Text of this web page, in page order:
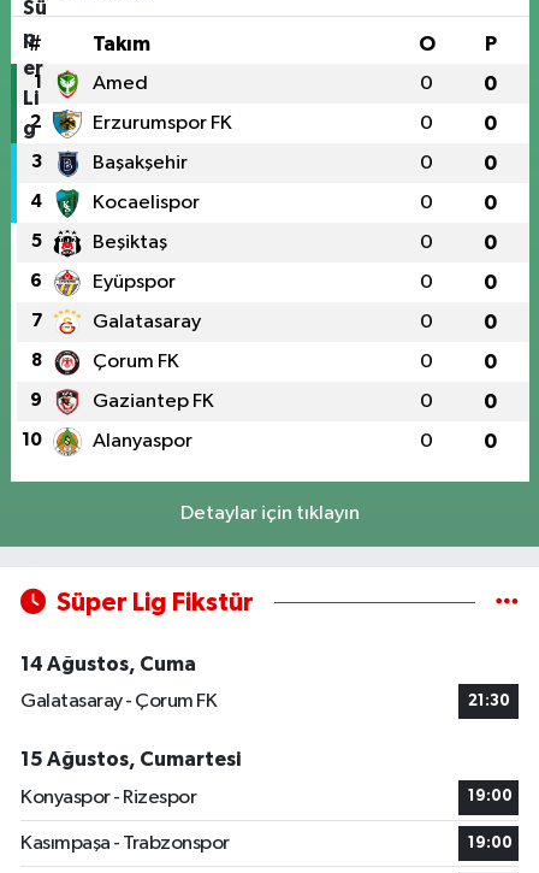
# Takım O P
1 Amed 0 0
2 Erzurumspor FK 0 0
3 Başakşehir 0 0
4 Kocaelispor 0 0
5 Beşiktaş 0 0
6 Eyüpspor 0 0
7 Galatasaray 0 0
8 Çorum FK 0 0
9 Gaziantep FK 0 0
10 Alanyaspor 0 0
Detaylar için tıklayın
Süper Lig Fikstür
14 Ağustos, Cuma
Galatasaray - Çorum FK
21:30
15 Ağustos, Cumartesi
Konyaspor - Rizespor
19:00
Kasımpaşa - Trabzonspor 19:00